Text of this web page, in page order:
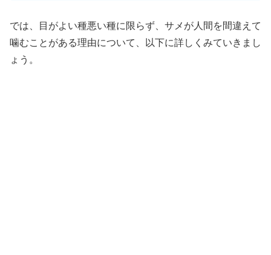
では、目がよい種悪い種に限らず、サメが人間を間違えて
噛むことがある理由について、以下に詳しくみていきまし
ょう。